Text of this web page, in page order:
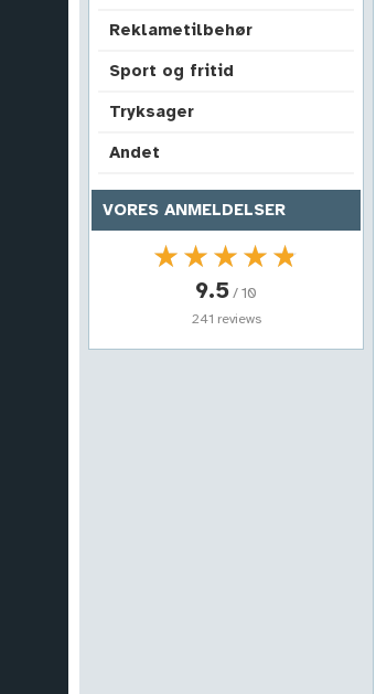
Reklametilbehør
Sport og fritid
Tryksager
Andet
VORES ANMELDELSER
★★★★★
★★★★★
9.5/ 10
241 reviews